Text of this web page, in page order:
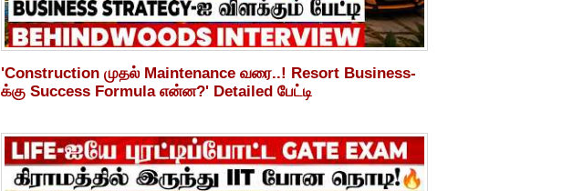
'Construction முதல் Maintenance வரை..! Resort Business-
க்கு Success Formula என்ன?' Detailed பேட்டி